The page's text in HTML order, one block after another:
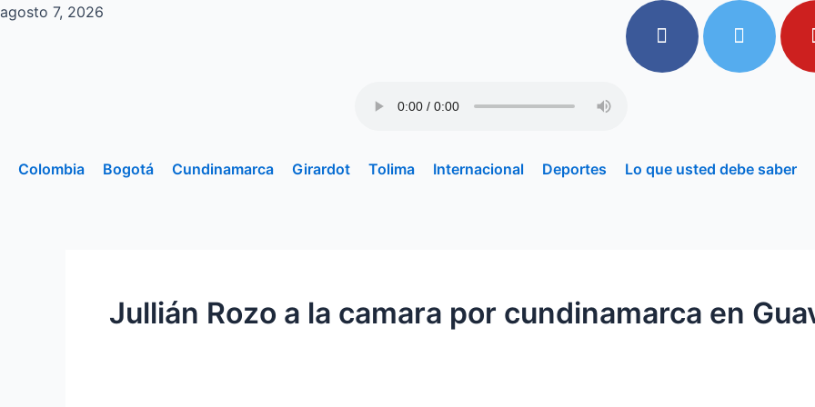
Ir
agosto 7, 2026
Colombia Bogotá Cundinamarca Girardot Tolima Internacional Deportes Lo que usted debe saber
Jullián Rozo a la camara por cundinamarca en